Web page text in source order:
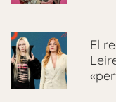
El